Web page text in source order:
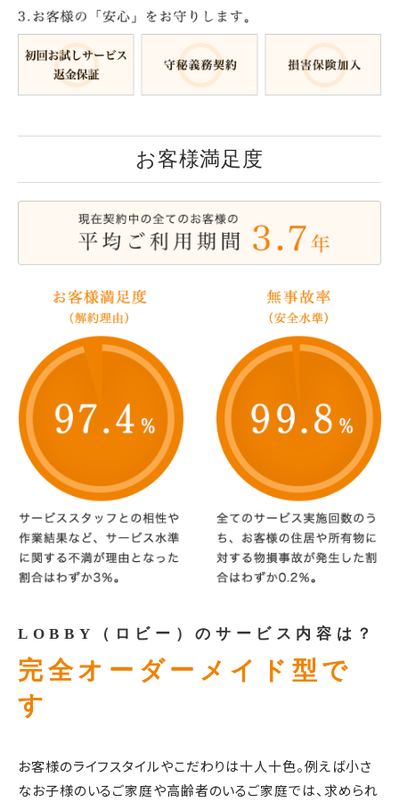
お客様満足度
LOBBY（ロビー）のサービス内容は？
完全オーダーメイド型で
す
お客様のライフスタイルやこだわりは十人十色。例えば小さ
なお子様のいるご家庭や高齢者のいるご家庭では、求められ